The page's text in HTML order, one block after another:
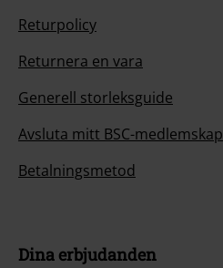
Returpolicy
Returnera en vara
Generell storleksguide
Avsluta mitt BSC-medlemskap
Betalningsmetod
Dina erbjudanden